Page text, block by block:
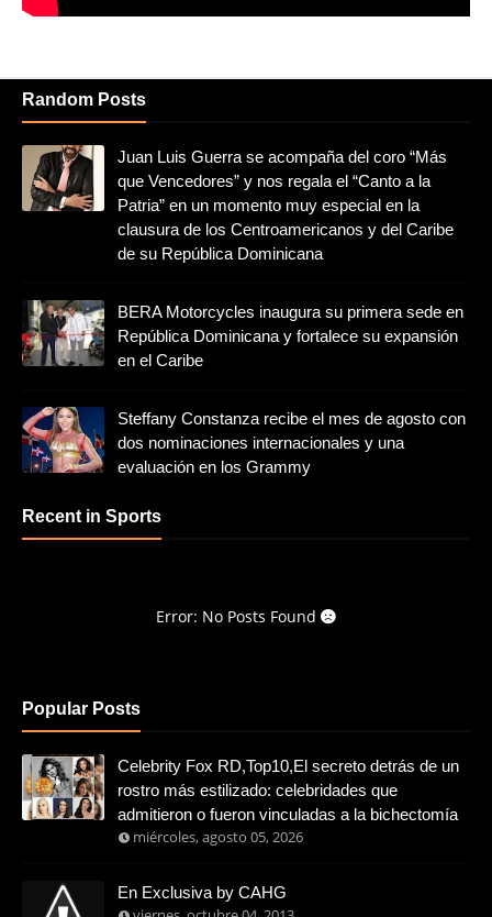
Random Posts
Juan Luis Guerra se acompaña del coro “Más
que Vencedores” y nos regala el “Canto a la
Patria” en un momento muy especial en la
clausura de los Centroamericanos y del Caribe
de su República Dominicana
BERA Motorcycles inaugura su primera sede en
República Dominicana y fortalece su expansión
en el Caribe
Steffany Constanza recibe el mes de agosto con
dos nominaciones internacionales y una
evaluación en los Grammy
Recent in Sports
Error: No Posts Found
Popular Posts
Celebrity Fox RD,Top10,El secreto detrás de un
rostro más estilizado: celebridades que
admitieron o fueron vinculadas a la bichectomía
miércoles, agosto 05, 2026
En Exclusiva by CAHG